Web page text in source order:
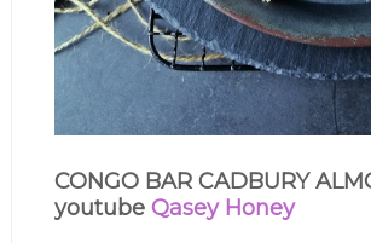
CONGO BAR CADBURY
youtube Qasey Honey